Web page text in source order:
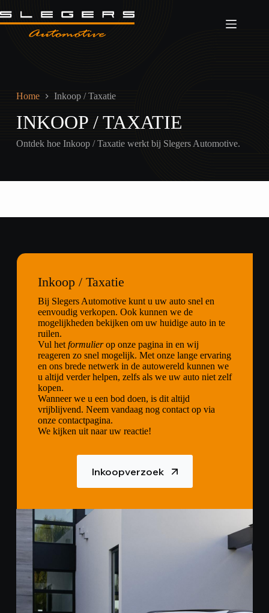
naar
de
Home Inkoop / Taxatie
INKOOP / TAXATIE
Ontdek hoe Inkoop / Taxatie werkt bij Slegers Automotive.
Inkoop / Taxatie
Bij Slegers Automotive kunt u uw auto snel en
eenvoudig verkopen. Ook kunnen we de
mogelijkheden bekijken om uw huidige auto in te
ruilen.
Vul het formulierop onze pagina in en wij
reageren zo snel mogelijk. Met onze lange ervaring
en ons brede netwerk in de autowereld kunnen we
u altijd verder helpen, zelfs als we uw auto niet zelf
kopen.
Wanneer we u een bod doen, is dit altijd
vrijblijvend. Neem vandaag nog contact op via
onze contactpagina.
We kijken uit naar uw reactie!
Inkoopverzoek